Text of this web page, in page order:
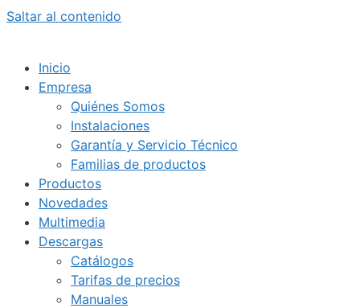
Saltar al contenido
Inicio
Empresa
Quiénes Somos
Instalaciones
Garantía y Servicio Técnico
Familias de productos
Productos
Novedades
Multimedia
Descargas
Catálogos
Tarifas de precios
Manuales